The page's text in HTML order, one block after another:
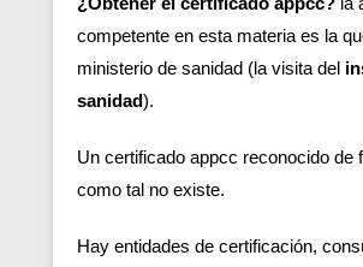
competente en esta materia es la
ministerio de sanidad (la visita del
sanidad).
Un certificado appcc reconocido de
como tal no existe.
Hay entidades de certificación,